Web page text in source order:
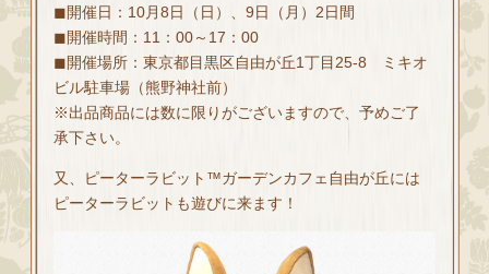
◼開催日：10月8日（日）、9日（月）2日間
◼開催時間：11：00～17：00
◼開催場所：東京都目黒区自由が丘1丁目25-8 ミキオ
ビル駐車場（熊野神社前）
※出品商品には数に限りがございますので、予めご了
承下さい。
又、ピーターラビット™ガーデンカフェ自由が丘には
ピーターラビットも遊びに来ます！